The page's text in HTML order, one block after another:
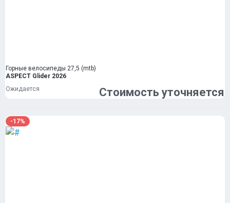
Горные велосипеды 27,5 (mtb)
ASPECT Glider 2026
Ожидается
Стоимость уточняется
-17%